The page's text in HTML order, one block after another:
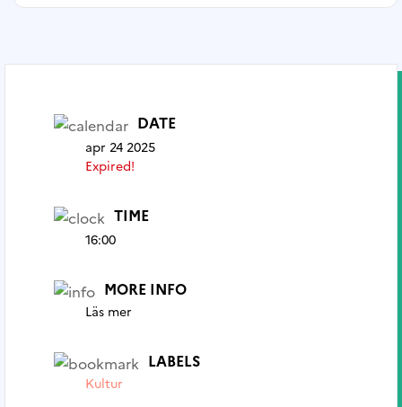
DATE
apr 24 2025
Expired!
TIME
16:00
MORE INFO
Läs mer
LABELS
Kultur